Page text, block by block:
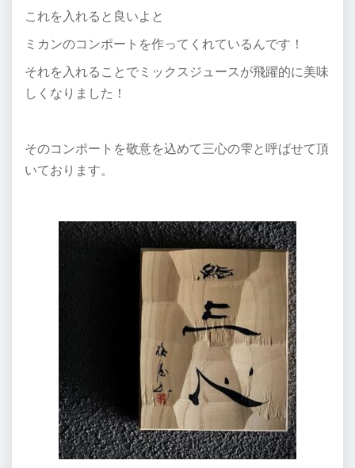
これを入れると良いよと
ミカンのコンポートを作ってくれているんです！
それを入れることでミックスジュースが飛躍的に美味
しくなりました！
そのコンポートを敬意を込めて三心の雫と呼ばせて頂
いております。